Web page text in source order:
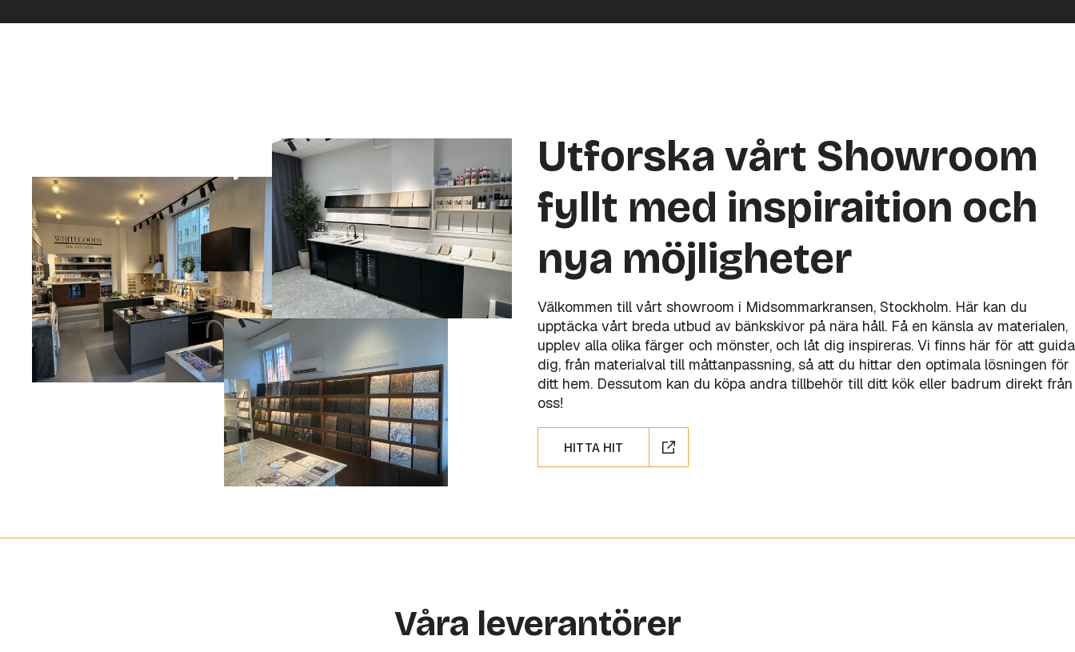
Utforska vårt Showroom
fyllt med inspiraition och
nya möjligheter
Välkommen till vårt showroom i Midsommarkransen, Stockholm. Här kan du
upptäcka vårt breda utbud av bänkskivor på nära håll. Få en känsla av materialen,
upplev alla olika färger och mönster, och låt dig inspireras. Vi finns här för att guida
dig, från materialval till måttanpassning, så att du hittar den optimala lösningen för
ditt hem. Dessutom kan du köpa andra tillbehör till ditt kök eller badrum direkt från
oss!
HITTA HIT
Våra leverantörer